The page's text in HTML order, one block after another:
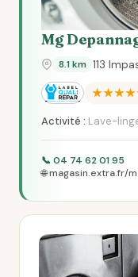
Mg
8.1 km 113
Activité : Lave-
📞 04 74 62 01 95
🌐 magasin.extra.fr/